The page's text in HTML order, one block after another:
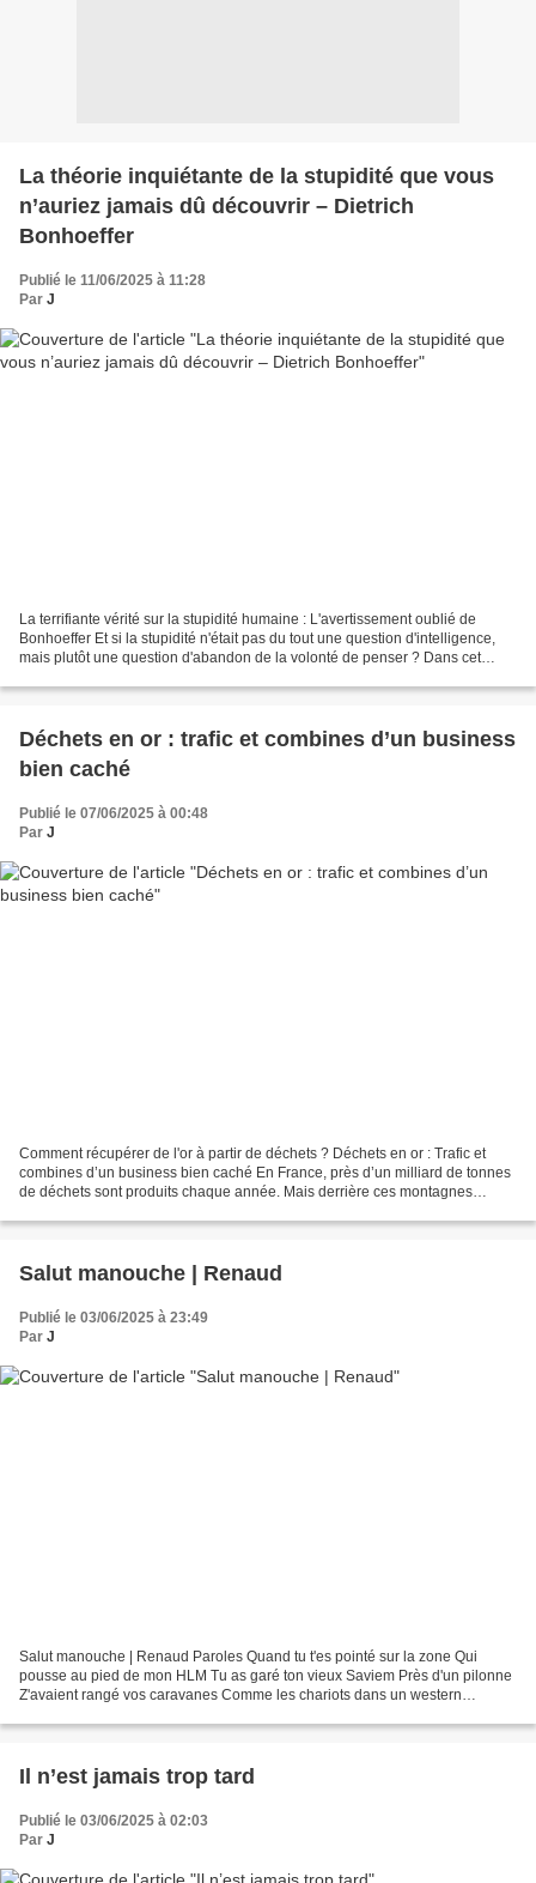
La théorie inquiétante de la stupidité que vous
n’auriez jamais dû découvrir – Dietrich
Bonhoeffer
Publié le 11/06/2025 à 11:28
Par J
La terrifiante vérité sur la stupidité humaine : L'avertissement oublié de
Bonhoeffer Et si la stupidité n'était pas du tout une question d'intelligence,
mais plutôt une question d'abandon de la volonté de penser ? Dans cet
Déchets en or : trafic et combines d’un business
bien caché
Publié le 07/06/2025 à 00:48
Par J
Comment récupérer de l'or à partir de déchets ? Déchets en or : Trafic et
combines d’un business bien caché En France, près d’un milliard de tonnes
de déchets sont produits chaque année. Mais derrière ces montagnes
Salut manouche | Renaud
Publié le 03/06/2025 à 23:49
Par J
Salut manouche | Renaud Paroles Quand tu t'es pointé sur la zone Qui
pousse au pied de mon HLM Tu as garé ton vieux Saviem Près d'un pilonne
Z'avaient rangé vos caravanes Comme les chariots dans un western
Il n’est jamais trop tard
Publié le 03/06/2025 à 02:03
Par J